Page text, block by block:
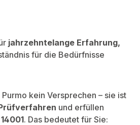
jahrzehntelange Erfahrung,
für die Bedürfnisse
kein Versprechen – sie ist
und erfüllen
. Das bedeutet für Sie: